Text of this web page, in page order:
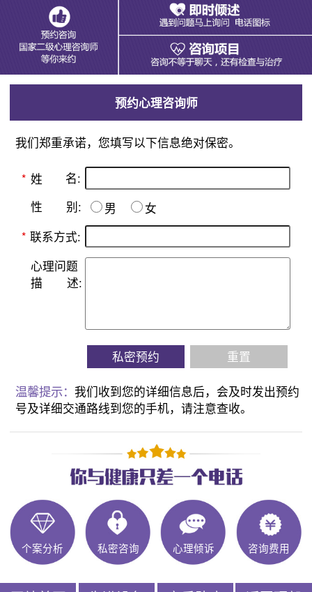
预约心理咨询师
我们郑重承诺，您填写以下信息绝对保密。
* 姓 名:
性 别: 男
女
* 联系方式:
心理问题
描
述:
私密预约 重置
温馨提示：我们收到您的详细信息后，会及时发出预约
号及详细交通路线到您的手机，请注意查收。
个案分析 私密咨询 心理倾诉 咨询费用